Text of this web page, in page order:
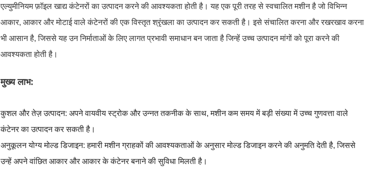
एल्युमीनियम फ़ॉइल खाद्य कंटेनरों का उत्पादन करने की आवश्यकता होती है। यह एक पूरी तरह से स्वचालित मशीन है जो विभिन्न
आकार, आकार और मोटाई वाले कंटेनरों की एक विस्तृत श्रृंखला का उत्पादन कर सकती है। इसे संचालित करना और रखरखाव करना
भी आसान है, जिससे यह उन निर्माताओं के लिए लागत प्रभावी समाधान बन जाता है जिन्हें उच्च उत्पादन मांगों को पूरा करने की
आवश्यकता होती है।
मुख्य लाभ:
कुशल और तेज़ उत्पादन: अपने वायवीय स्ट्रोक और उन्नत तकनीक के साथ, मशीन कम समय में बड़ी संख्या में उच्च गुणवत्ता वाले
कंटेनर का उत्पादन कर सकती है।
अनुकूलन योग्य मोल्ड डिजाइन: हमारी मशीन ग्राहकों की आवश्यकताओं के अनुसार मोल्ड डिजाइन करने की अनुमति देती है, जिससे
उन्हें अपने वांछित आकार और आकार के कंटेनर बनाने की सुविधा मिलती है।